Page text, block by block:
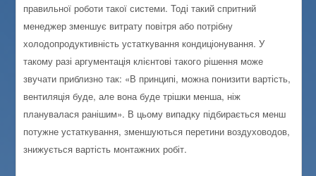
правильної роботи такої системи. Тоді такий спритний
менеджер зменшує витрату повітря або потрібну
холодопродуктивність устаткування кондиціонування. У
такому разі аргументація клієнтові такого рішення може
звучати приблизно так: «В принципі, можна понизити вартість,
вентиляція буде, але вона буде трішки менша, ніж
планувалася ранішим». В цьому випадку підбирається менш
потужне устаткування, зменшуються перетини воздуховодов,
знижується вартість монтажних робіт.